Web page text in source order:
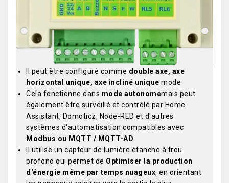
Il peut être configuré comme double axe, axe
horizontal unique, axe incliné unique mode
Cela fonctionne dans mode autonomemais peut
également être surveillé et contrôlé par Home
Assistant, Domoticz, Node-RED et d'autres
systèmes d'automatisation compatibles avec
Modbus ou MQTT / MQTT-AD
Il utilise un capteur de lumière étanche à trou
profond qui permet de Optimiser la production
d'énergie même par temps nuageux, en orientant